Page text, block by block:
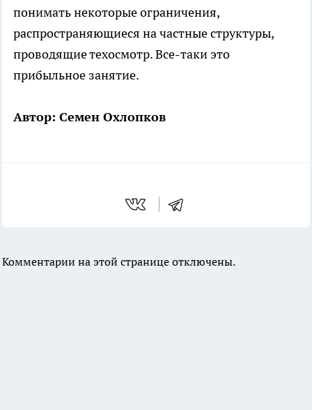
понимать некоторые ограничения,
распространяющиеся на частные структуры,
проводящие техосмотр. Все-таки это
прибыльное занятие.
Автор: Семен Охлопков
Комментарии на этой странице отключены.